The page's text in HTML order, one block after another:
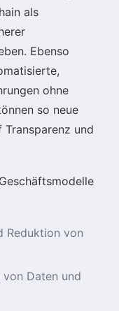
als
Ebenso
ohne
so neue
und
Reduktion von
Daten und